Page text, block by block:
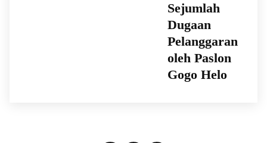
Sejumlah
Dugaan
Pelanggaran
oleh Paslon
Gogo Helo